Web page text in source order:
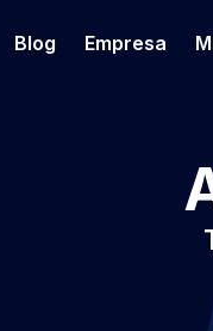
Blog Empresa